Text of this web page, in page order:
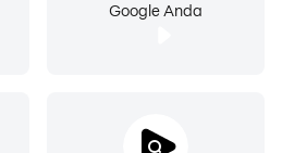
Google Anda